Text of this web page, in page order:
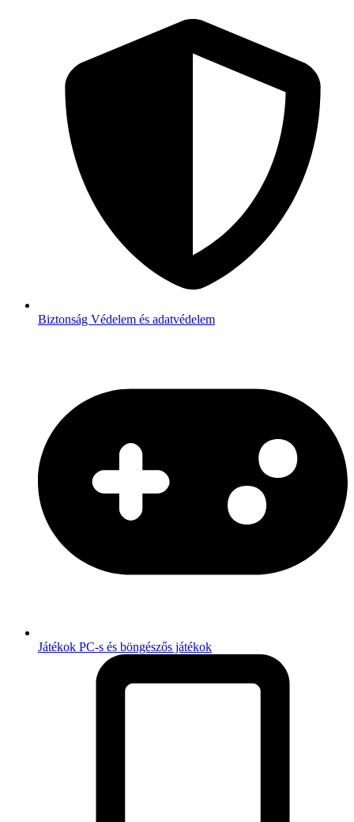
Biztonság Védelem és adatvédelem
Játékok PC-s és böngészős játékok